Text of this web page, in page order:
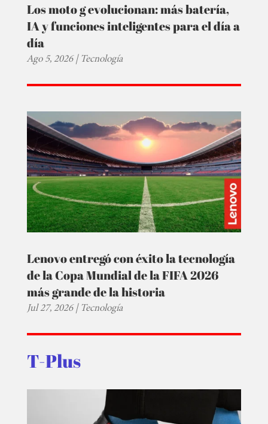
Los moto g evolucionan: más batería,
IA y funciones inteligentes para el día a
día
Ago 5, 2026|Tecnología
Lenovo entregó con éxito la tecnología
de la Copa Mundial de la FIFA 2026
más grande de la historia
Jul 27, 2026|Tecnología
T-Plus